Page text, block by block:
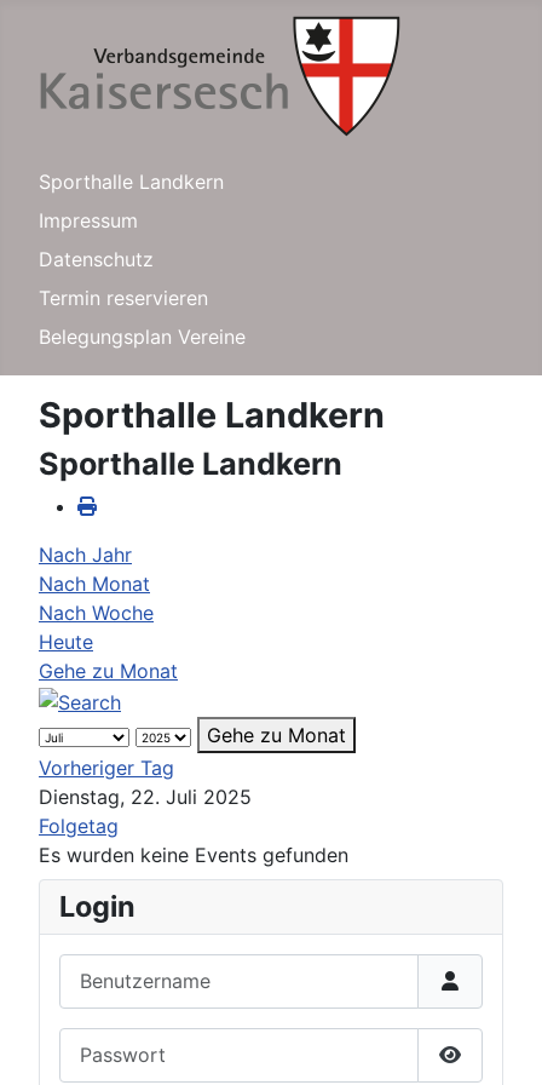
Sporthalle Landkern
Impressum
Datenschutz
Termin reservieren
Belegungsplan Vereine
Sporthalle Landkern
Sporthalle Landkern
Nach Jahr
Nach Monat
Nach Woche
Heute
Gehe zu Monat
Gehe zu Monat
Vorheriger Tag
Dienstag, 22. Juli 2025
Folgetag
Es wurden keine Events gefunden
Login